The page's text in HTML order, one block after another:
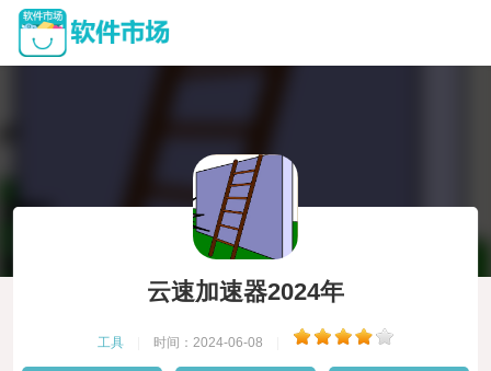
云速加速器2024年
工具 时间：2024-06-08